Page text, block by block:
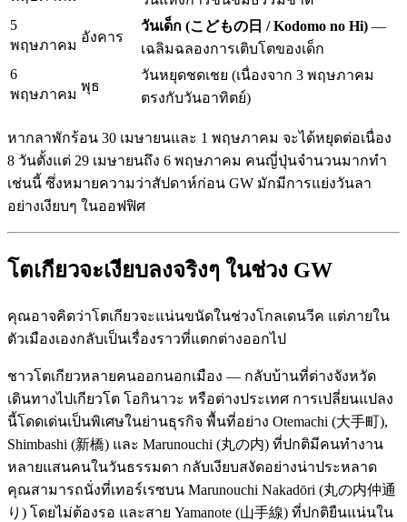
5
พฤษภาคม
อังคาร
วันเด็ก (こどもの日 / Kodomo no Hi) —
เฉลิมฉลองการเติบโตของเด็ก
6
พฤษภาคม
พุธ
วันหยุดชดเชย (เนื่องจาก 3 พฤษภาคม
ตรงกับวันอาทิตย์)
หากลาพักร้อน 30 เมษายนและ 1 พฤษภาคม จะได้หยุดต่อเนื่อง
8 วันตั้งแต่ 29 เมษายนถึง 6 พฤษภาคม คนญี่ปุ่นจำนวนมากทำ
เช่นนี้ ซึ่งหมายความว่าสัปดาห์ก่อน GW มักมีการแย่งวันลา
อย่างเงียบๆ ในออฟฟิศ
โตเกียวจะเงียบลงจริงๆ ในช่วง GW
คุณอาจคิดว่าโตเกียวจะแน่นขนัดในช่วงโกลเดนวีค แต่ภายใน
ตัวเมืองเองกลับเป็นเรื่องราวที่แตกต่างออกไป
ชาวโตเกียวหลายคนออกนอกเมือง — กลับบ้านที่ต่างจังหวัด
เดินทางไปเกียวโต โอกินาวะ หรือต่างประเทศ การเปลี่ยนแปลง
นี้โดดเด่นเป็นพิเศษในย่านธุรกิจ พื้นที่อย่าง Otemachi (大手町),
Shimbashi (新橋) และ Marunouchi (丸の内) ที่ปกติมีคนทำงาน
หลายแสนคนในวันธรรมดา กลับเงียบสงัดอย่างน่าประหลาด
คุณสามารถนั่งที่เทอร์เรซบน Marunouchi Nakadōri (丸の内仲通
り) โดยไม่ต้องรอ และสาย Yamanote (山手線) ที่ปกติยืนแน่นใน